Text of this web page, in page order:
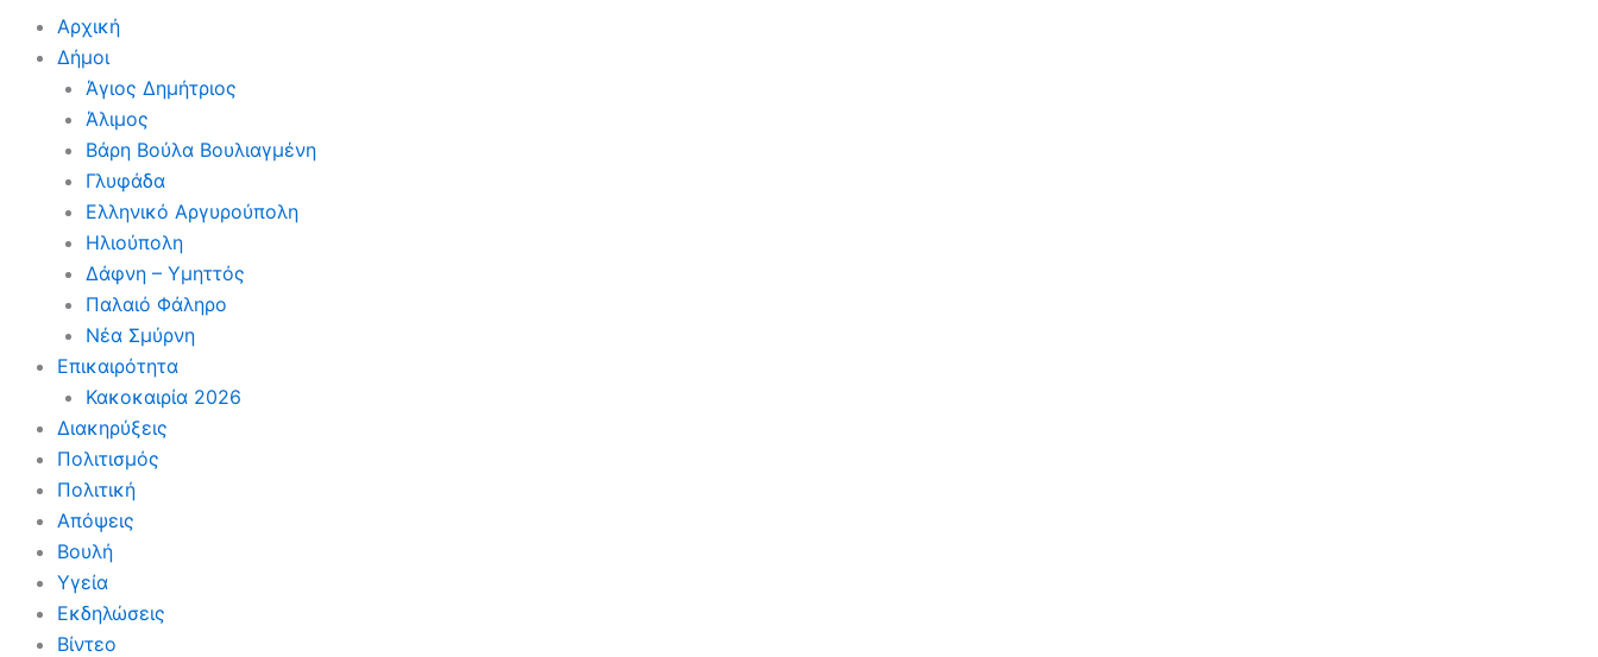
Αρχική
Δήμοι
Άγιος Δημήτριος
Άλιμος
Βάρη Βούλα Βουλιαγμένη
Γλυφάδα
Ελληνικό Αργυρούπολη
Ηλιούπολη
Δάφνη – Υμηττός
Παλαιό Φάληρο
Νέα Σμύρνη
Επικαιρότητα
Κακοκαιρία 2026
Διακηρύξεις
Πολιτισμός
Πολιτική
Απόψεις
Βουλή
Υγεία
Εκδηλώσεις
Βίντεο